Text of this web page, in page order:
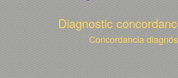
Diagnostic
Concordancia